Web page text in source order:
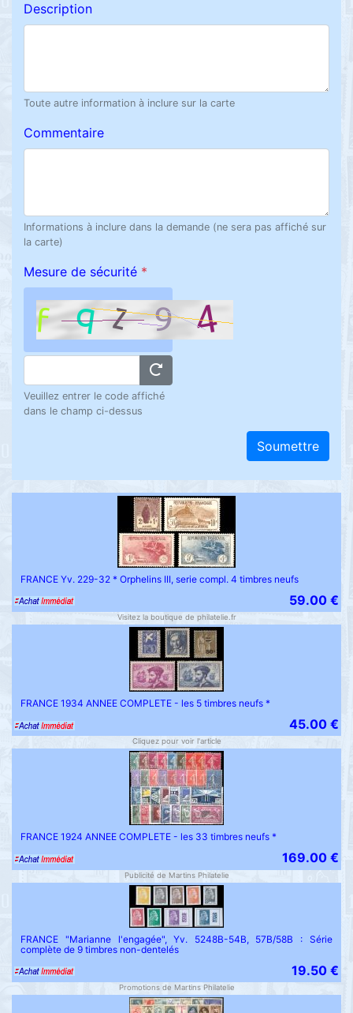
Description
Toute autre information à inclure sur la carte
Commentaire
Informations à inclure dans la demande (ne sera pas affiché sur
la carte)
Mesure de sécurité *
Veuillez entrer le code affiché
dans le champ ci-dessus
Soumettre
FRANCE Yv. 229-32 * Orphelins III, serie compl. 4 timbres neufs
59.00 €
Visitez la boutique de philatelie.fr
FRANCE 1934 ANNEE COMPLETE - les 5 timbres neufs *
45.00 €
Cliquez pour voir l'article
FRANCE 1924 ANNEE COMPLETE - les 33 timbres neufs *
169.00 €
Publicité de Martins Philatelie
FRANCE "Marianne l'engagée", Yv. 5248B-54B, 57B/58B : Série
complète de 9 timbres non-dentelés
19.50 €
Promotions de Martins Philatelie